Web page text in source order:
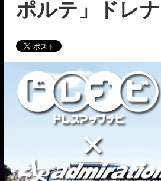
ポルテ」ドレ